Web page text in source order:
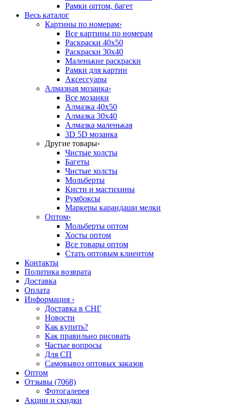
Рамки оптом, багет
Весь каталог
Картины по номерам›
Все картины по номерам
Раскраски 40х50
Раскраски 30х40
Маленькие раскраски
Рамки для картин
Аксессуары
Алмазная мозаика›
Все мозаики
Алмазка 40х50
Алмазка 30х40
Алмазка маленькая
3D 5D мозаика
Другие товары›
Чистые холсты
Багеты
Чистые холсты
Мольберты
Кисти и мастихины
Румбоксы
Маркеры карандаши мелки
Оптом›
Мольберты оптом
Хосты оптом
Все товары оптом
Стать оптовым клиентом
Контакты
Политика возврата
Доставка
Оплата
Информация ›
Доставка в СНГ
Новости
Как купить?
Как правильно рисовать
Частые вопросы
Для СП
Самовывоз оптовых заказов
Оптом
Отзывы (7068)
Фотогалерея
Акции и скидки